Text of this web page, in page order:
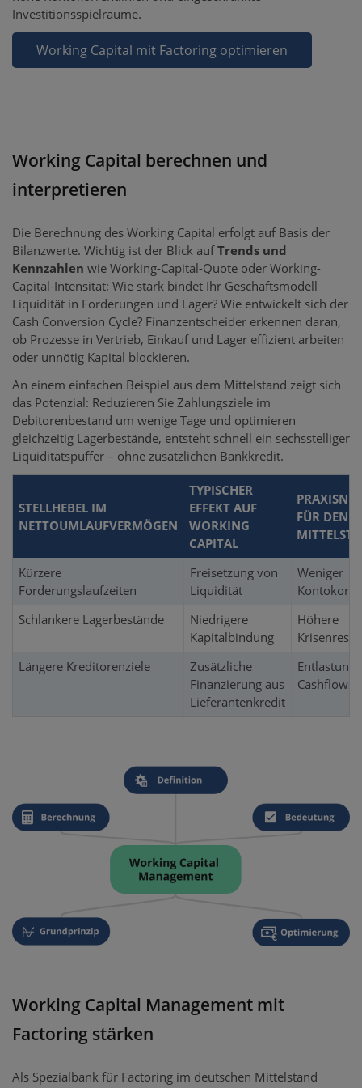
Investitionsspielräume.
Working Capital mit Factoring optimieren
Working Capital berechnen und
interpretieren
Die Berechnung des Working Capital erfolgt auf Basis der
Bilanzwerte. Wichtig ist der Blick aufTrends und
Kennzahlen wie Working-Capital-Quote oder Working-
Capital-Intensität: Wie stark bindet Ihr Geschäftsmodell
Liquidität in Forderungen und Lager? Wie entwickelt sich der
Cash Conversion Cycle? Finanzentscheider erkennen daran,
ob Prozesse in Vertrieb, Einkauf und Lager effizient arbeiten
oder unnötig Kapital blockieren.
An einem einfachen Beispiel aus dem Mittelstand zeigt sich
das Potenzial: Reduzieren Sie Zahlungsziele im
Debitorenbestand um wenige Tage und optimieren
gleichzeitig Lagerbestände, entsteht schnell ein sechsstelliger
Liquiditätspuffer – ohne zusätzlichen Bankkredit.
STELLHEBEL IM
NETTOUMLAUFVERMÖGEN
TYPISCHER
EFFEKT AUF
WORKING
CAPITAL
FÜR DEN
Kürzere
Forderungslaufzeiten
Freisetzung von
Liquidität
Weniger
Schlankere Lagerbestände
Niedrigere
Kapitalbindung
Höhere
Längere Kreditorenziele
Zusätzliche
Finanzierung aus
Lieferantenkredit
Entlastung
Cashflows
Working Capital Management mit
Factoring stärken
Als Spezialbank für Factoring im deutschen Mittelstand